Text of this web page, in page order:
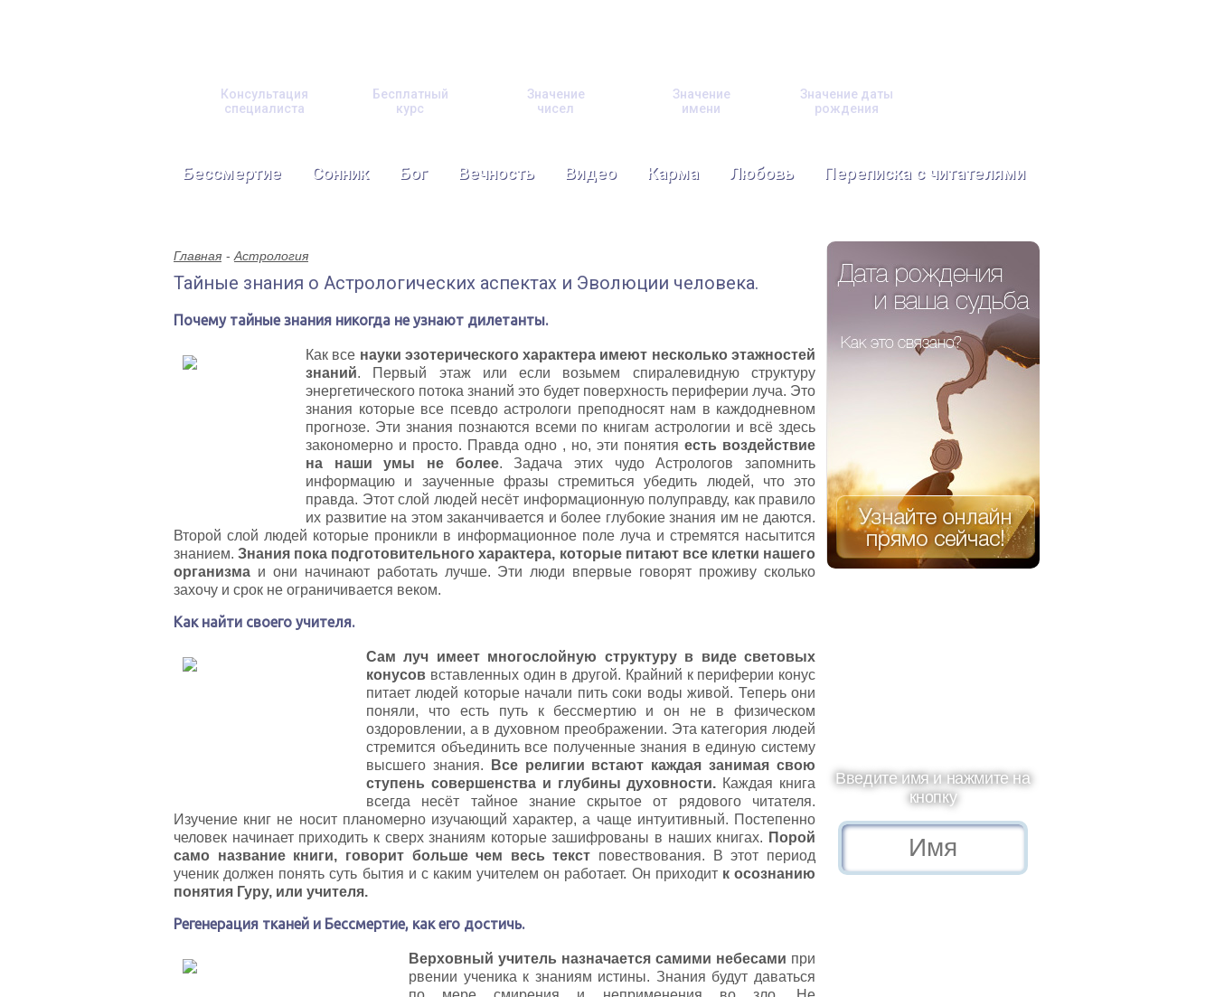
Консультация
специалиста
Бесплатный
курс
Значение
чисел
Значение
имени
Значение даты
рождения
Бессмертие Сонник Бог Вечность Видео Карма Любовь Переписка с читателями
Главная Астрология
Тайные знания о Астрологических аспектах и Эволюции человека.
Почему тайные знания никогда не узнают дилетанты.
Как все науки эзотерического характера имеют несколько этажностей
знаний. Первый этаж или если возьмем спиралевидную структуру
энергетического потока знаний это будет поверхность периферии луча. Это
знания которые все псевдо астрологи преподносят нам в каждодневном
прогнозе. Эти знания познаются всеми по книгам астрологии и всё здесь
закономерно и просто. Правда одно , но, эти понятия есть воздействие
на наши умы не более. Задача этих чудо Астрологов запомнить
информацию и заученные фразы стремиться убедить людей, что это
правда. Этот слой людей несёт информационную полуправду, как правило
их развитие на этом заканчивается и более глубокие знания им не даются.
Второй слой людей которые проникли в информационное поле луча и стремятся насытится
знанием.Знания пока подготовительного характера, которые питают все клетки нашего
организма и они начинают работать лучше. Эти люди впервые говорят проживу сколько
захочу и срок не ограничивается веком.
Как найти своего учителя.
Сам луч имеет многослойную структуру в виде световых
конусов вставленных один в другой. Крайний к периферии конус
питает людей которые начали пить соки воды живой. Теперь они
поняли, что есть путь к бессмертию и он не в физическом
оздоровлении, а в духовном преображении. Эта категория людей
стремится объединить все полученные знания в единую систему
высшего знания.
Все религии встают каждая занимая свою
ступень совершенства и глубины духовности. Каждая книга
всегда несёт тайное знание скрытое от рядового читателя.
Изучение книг не носит планомерно изучающий характер, а чаще интуитивный. Постепенно
человек начинает приходить к сверх знаниям которые зашифрованы в наших книгах. Порой
само название книги, говорит больше чем весь текст повествования. В этот период
ученик должен понять суть бытия и с каким учителем он работает. Он приходит к осознанию
понятия Гуру, или учителя.
Регенерация тканей и Бессмертие, как его достичь.
Верховный учитель назначается самими небесами при
рвении ученика к знаниям истины. Знания будут даваться
Введите имя и нажмите на
кнопку